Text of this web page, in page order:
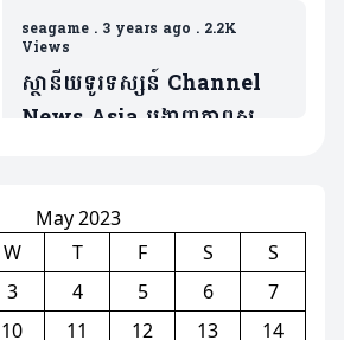
seagame . 3 years ago . 2.2K
Views
ស្ថានីយទូរទស្សន៍ Channel
News Asia បង្ហាញភាពស្ញប់
(មានវិដេអូ)
May 2023
W T F S
S
3 4 5 6
7
10 11 12 13
14